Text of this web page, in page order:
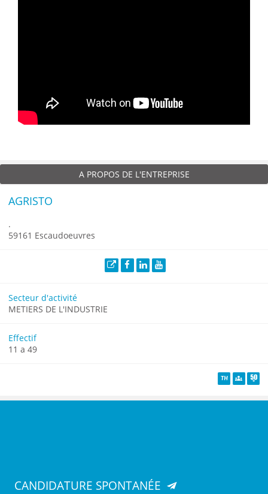
A PROPOS DE L'ENTREPRISE
AGRISTO
.
59161 Escaudoeuvres
Secteur d'activité
METIERS DE L'INDUSTRIE
Effectif
11 a 49
CANDIDATURE SPONTANÉE